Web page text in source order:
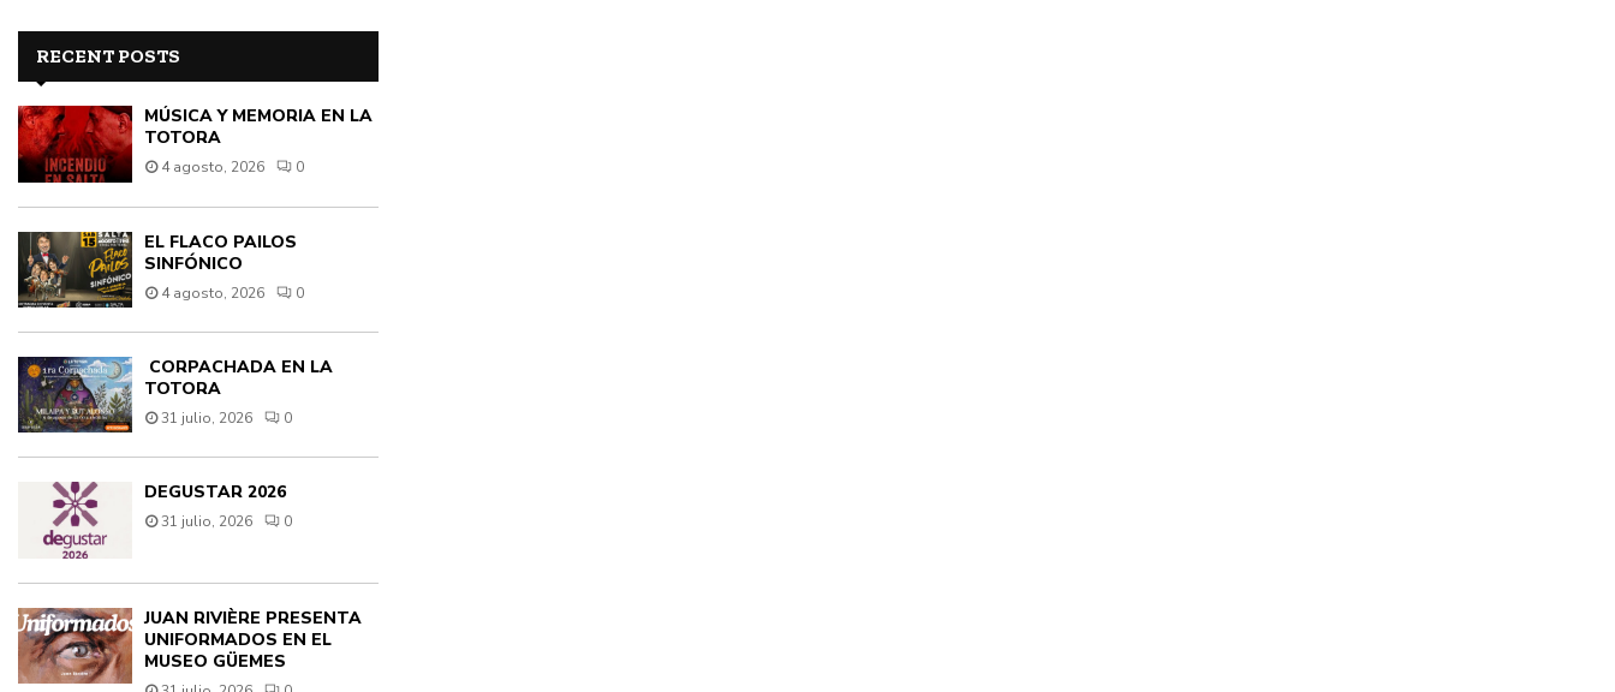
RECENT POSTS
MÚSICA Y MEMORIA EN LA
TOTORA
4 agosto, 2026 0
EL FLACO PAILOS
SINFÓNICO
4 agosto, 2026 0
CORPACHADA EN LA
TOTORA
31 julio, 2026 0
DEGUSTAR 2026
31 julio, 2026 0
JUAN RIVIÈRE PRESENTA
UNIFORMADOS EN EL
MUSEO GÜEMES